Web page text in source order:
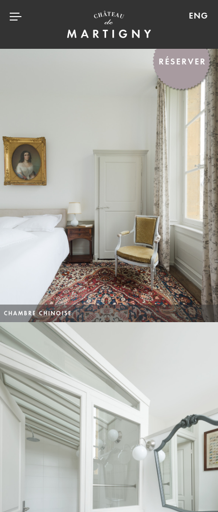
RÉSERVER
CHAMBRE CHINOISE